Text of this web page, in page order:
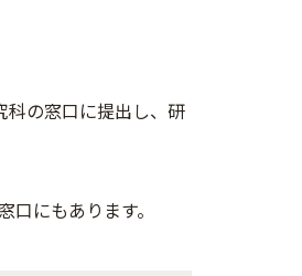
科の窓口に提出し、研
にもあります。